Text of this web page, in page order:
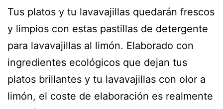
Tus platos y tu lavavajillas quedarán frescos
y limpios con estas pastillas de detergente
para lavavajillas al limón. Elaborado con
ingredientes ecológicos que dejan tus
platos brillantes y tu lavavajillas con olor a
limón, el coste de elaboración es realmente